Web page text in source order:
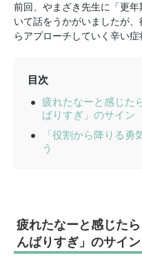
前回、やまざき先生に「更
いて話をうかがいましたが
らアプローチしていく辛い症
目次
疲れたなーと感じた
ばりすぎ」のサイン
「役割から降りる勇
う
疲れたなーと感じた
んばりすぎ」のサイン